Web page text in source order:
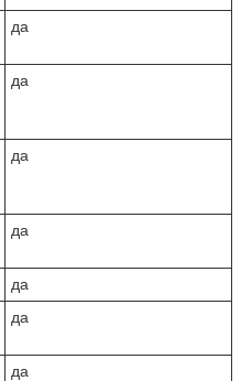
да
да
да
да
да
да
да